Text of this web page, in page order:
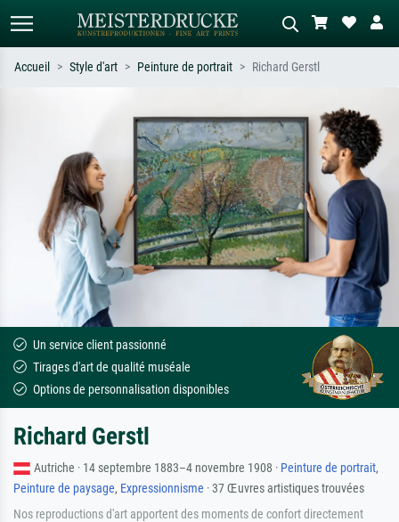
Recherchez par artiste, titre ou style –
ex. Monet, Nuit étoilée,
impressionnisme, vague de Hokusai,
nu.
Décrivez la scène – ex. prairie verte,
abstrait avec beaucoup de rouge,
tableau sombre, nu debout près d'un
arbre.
Accueil Style d'art Peinture de portrait Richard Gerstl
Un service client passionné
Tirages d'art de qualité muséale
Options de personnalisation disponibles
Richard Gerstl
Autriche · 14 septembre 1883–4 novembre 1908 · Peinture de portrait,
Peinture de paysage, Expressionnisme · 37 Œuvres artistiques trouvées
Nos reproductions d'art apportent des moments de confort directement